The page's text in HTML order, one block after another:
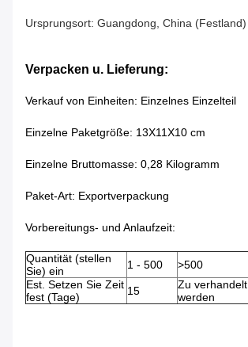
Ursprungsort: Guangdong, China (Festland)
Verpacken u. Lieferung:
Verkauf von Einheiten: Einzelnes Einzelteil
Einzelne Paketgröße: 13X11X10 cm
Einzelne Bruttomasse: 0,28 Kilogramm
Paket-Art: Exportverpackung
Vorbereitungs- und Anlaufzeit:
Quantität (stellen
Sie) ein
1 - 500 >500
Est. Setzen Sie Zeit
fest (Tage)
15
Zu verhandelt
werden